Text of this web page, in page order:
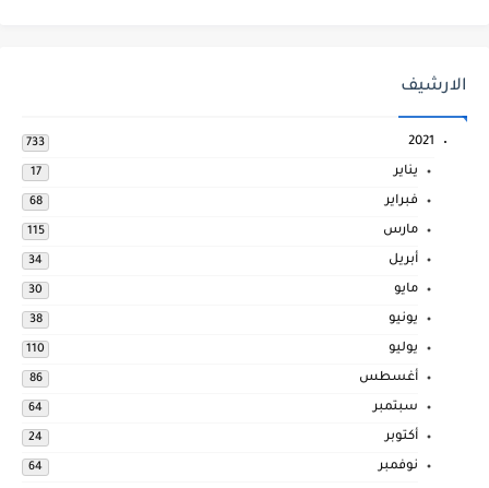
الارشيف
2021
733
يناير 17
فبراير 68
مارس 115
أبريل 34
مايو 30
يونيو 38
يوليو 110
أغسطس 86
سبتمبر 64
أكتوبر 24
نوفمبر 64